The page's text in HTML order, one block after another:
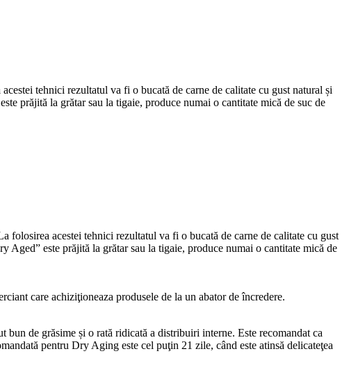
tehnici rezultatul va fi o bucată de carne de calitate cu gust natural și
prăjită la grătar sau la tigaie, produce numai o cantitate mică de suc de
acestei tehnici rezultatul va fi o bucată de carne de calitate cu gust
Aged” este prăjită la grătar sau la tigaie, produce numai o cantitate mică de
care achiziţioneaza produsele de la un abator de încredere.
bun de grăsime și o rată ridicată a distribuiri interne. Este recomandat ca
pentru Dry Aging este cel puţin 21 zile, când este atinsă delicateţea